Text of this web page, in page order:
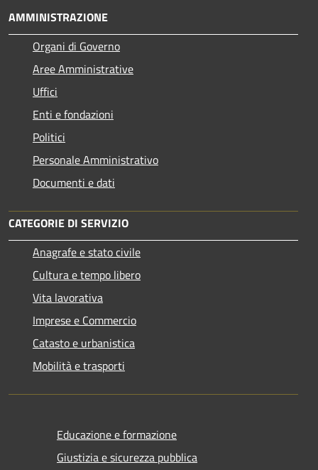
AMMINISTRAZIONE
Organi di Governo
Aree Amministrative
Uffici
Enti e fondazioni
Politici
Personale Amministrativo
Documenti e dati
CATEGORIE DI SERVIZIO
Anagrafe e stato civile
Cultura e tempo libero
Vita lavorativa
Imprese e Commercio
Catasto e urbanistica
Mobilità e trasporti
Educazione e formazione
Giustizia e sicurezza pubblica